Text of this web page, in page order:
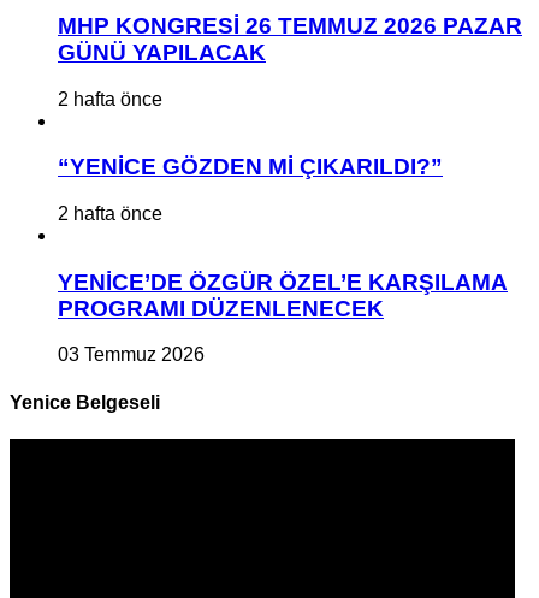
MHP KONGRESİ 26 TEMMUZ 2026 PAZAR
GÜNÜ YAPILACAK
2 hafta önce
“YENİCE GÖZDEN Mİ ÇIKARILDI?”
2 hafta önce
YENİCE’DE ÖZGÜR ÖZEL’E KARŞILAMA
PROGRAMI DÜZENLENECEK
03 Temmuz 2026
Yenice Belgeseli